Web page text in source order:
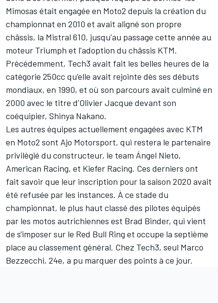
Mimosas était engagée en Moto2 depuis la création du
championnat en 2010 et avait aligné son propre
châssis, la Mistral 610, jusqu'au passage cette année au
moteur Triumph et l'adoption du châssis KTM.
Précédemment, Tech3 avait fait les belles heures de la
catégorie 250cc qu'elle avait rejointe dès ses débuts
mondiaux, en 1990, et où son parcours avait culminé en
2000 avec le titre d'Olivier Jacque devant son
coéquipier, Shinya Nakano.
Les autres équipes actuellement engagées avec KTM
en Moto2 sont Ajo Motorsport, qui restera le partenaire
privilégié du constructeur, le team Ángel Nieto,
American Racing, et Kiefer Racing. Ces derniers ont
fait savoir que leur inscription pour la saison 2020 avait
été refusée par les instances. À ce stade du
championnat, le plus haut classé des pilotes équipés
par les motos autrichiennes est Brad Binder, qui vient
de s'imposer sur le Red Bull Ring et occupe la septième
place au classement général. Chez Tech3, seul Marco
Bezzecchi, 24e, a pu marquer des points à ce jour.